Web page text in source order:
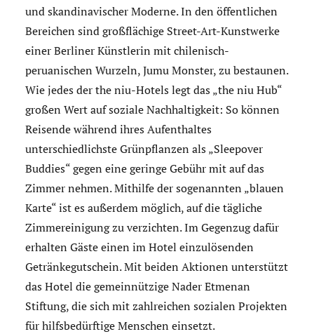
und skandinavischer Moderne. In den öffentlichen
Bereichen sind großflächige Street-Art-Kunstwerke
einer Berliner Künstlerin mit chilenisch-
peruanischen Wurzeln, Jumu Monster, zu bestaunen.
Wie jedes der the niu-Hotels legt das „the niu Hub“
großen Wert auf soziale Nachhaltigkeit: So können
Reisende während ihres Aufenthaltes
unterschiedlichste Grünpflanzen als „Sleepover
Buddies“ gegen eine geringe Gebühr mit auf das
Zimmer nehmen. Mithilfe der sogenannten „blauen
Karte“ ist es außerdem möglich, auf die tägliche
Zimmereinigung zu verzichten. Im Gegenzug dafür
erhalten Gäste einen im Hotel einzulösenden
Getränkegutschein. Mit beiden Aktionen unterstützt
das Hotel die gemeinnützige Nader Etmenan
Stiftung, die sich mit zahlreichen sozialen Projekten
für hilfsbedürftige Menschen einsetzt.